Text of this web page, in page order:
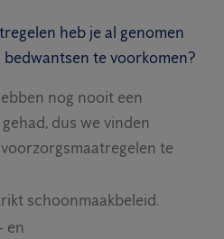
heb je al genomen
te voorkomen?
nog nooit een
dus we vinden
te
schoonmaakbeleid.
en